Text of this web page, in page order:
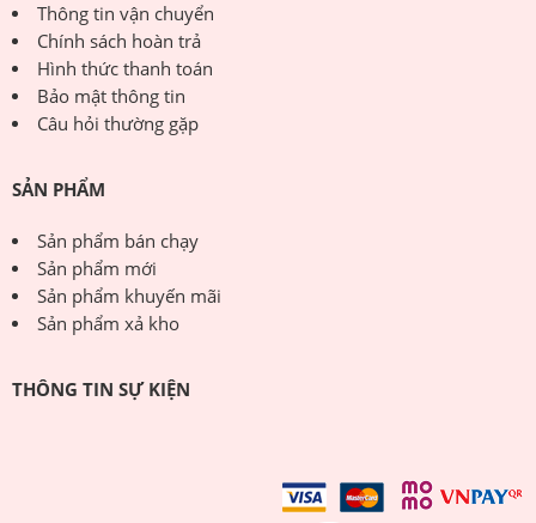
Thông tin vận chuyển
Chính sách hoàn trả
Hình thức thanh toán
Bảo mật thông tin
Câu hỏi thường gặp
SẢN PHẨM
Sản phẩm bán chạy
Sản phẩm mới
Sản phẩm khuyến mãi
Sản phẩm xả kho
THÔNG TIN SỰ KIỆN